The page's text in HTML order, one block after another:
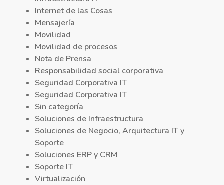
Internet de las Cosas
Mensajería
Movilidad
Movilidad de procesos
Nota de Prensa
Responsabilidad social corporativa
Seguridad Corporativa IT
Seguridad Corporativa IT
Sin categoría
Soluciones de Infraestructura
Soluciones de Negocio, Arquitectura IT y
Soporte
Soluciones ERP y CRM
Soporte IT
Virtualización